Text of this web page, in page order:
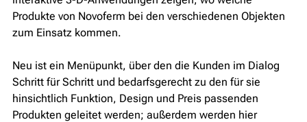
Produkte von Novoferm bei den verschiedenen Objekten
zum Einsatz kommen.
Neu ist ein Menüpunkt, über den die Kunden im Dialog
Schritt für Schritt und bedarfsgerecht zu den für sie
hinsichtlich Funktion, Design und Preis passenden
Produkten geleitet werden; außerdem werden hier